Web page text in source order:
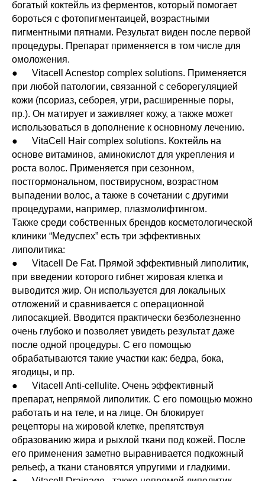
богатый коктейль из ферментов, который помогает
бороться с фотопигментаицей, возрастными
пигментными пятнами. Результат виден после первой
процедуры. Препарат применяется в том числе для
омоложения.
● Vitacell Acnestop complex solutions. Применяется
при любой патологии, связанной с себорегуляцией
кожи (псориаз, себорея, угри, расширенные поры,
пр.). Он матирует и заживляет кожу, а также может
использоваться в дополнение к основному лечению.
● VitaCell Hair complex solutions. Коктейль на
основе витаминов, аминокислот для укрепления и
роста волос. Применяется при сезонном,
постгормональном, поствирусном, возрастном
выпадении волос, а также в сочетании с другими
процедурами, например, плазмолифтингом.
Также среди собственных брендов косметологической
клиники “Медуспех” есть три эффективных
липолитика:
● Vitacell De Fat. Прямой эффективный липолитик,
при введении которого гибнет жировая клетка и
выводится жир. Он используется для локальных
отложений и сравнивается с операционной
липосакцией. Вводится практически безболезненно
очень глубоко и позволяет увидеть результат даже
после одной процедуры. С его помощью
обрабатываются такие участки как: бедра, бока,
ягодицы, и пр.
● Vitacell Anti-cellulite. Очень эффективный
препарат, непрямой липолитик. С его помощью можно
работать и на теле, и на лице. Он блокирует
рецепторы на жировой клетке, препятствуя
образованию жира и рыхлой ткани под кожей. После
его применения заметно выравнивается подкожный
рельеф, а ткани становятся упругими и гладкими.